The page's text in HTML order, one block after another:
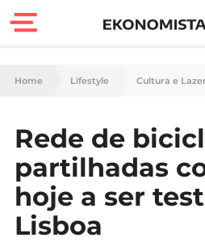
Finanças
Carreira
Casa
Lifestyle
Home Lifestyle Cultura e
Rede de
partilhadas
hoje a ser
Lisboa